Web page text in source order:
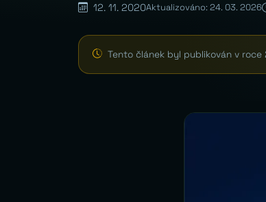
12. 11. 2020Aktualizováno: 24. 03. 2026
Tento článek byl publikován v